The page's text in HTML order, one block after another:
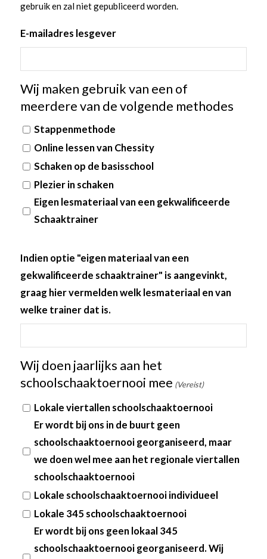
gebruik en zal niet gepubliceerd worden.
E-mailadres lesgever
Wij maken gebruik van een of
meerdere van de volgende methodes
Stappenmethode
Online lessen van Chessity
Schaken op de basisschool
Plezier in schaken
Eigen lesmateriaal van een gekwalificeerde
Schaaktrainer
Indien optie "eigen materiaal van een
gekwalificeerde schaaktrainer" is aangevinkt,
graag hier vermelden welk lesmateriaal en van
welke trainer dat is.
Wij doen jaarlijks aan het
schoolschaaktoernooi mee (Vereist)
Lokale viertallen schoolschaaktoernooi
Er wordt bij ons in de buurt geen
schoolschaaktoernooi georganiseerd, maar
we doen wel mee aan het regionale viertallen
schoolschaaktoernooi
Lokale schoolschaaktoernooi individueel
Lokale 345 schoolschaaktoernooi
Er wordt bij ons geen lokaal 345
schoolschaaktoernooi georganiseerd. Wij